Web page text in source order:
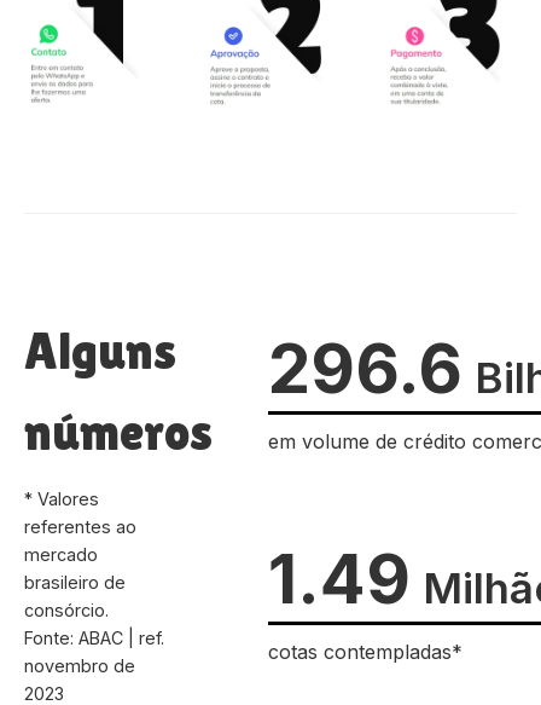
Alguns
números
* Valores
referentes ao
mercado
brasileiro de
consórcio.
Fonte: ABAC | ref.
novembro de
2023
296.6
em volume de crédito
1.49
cotas contempladas*